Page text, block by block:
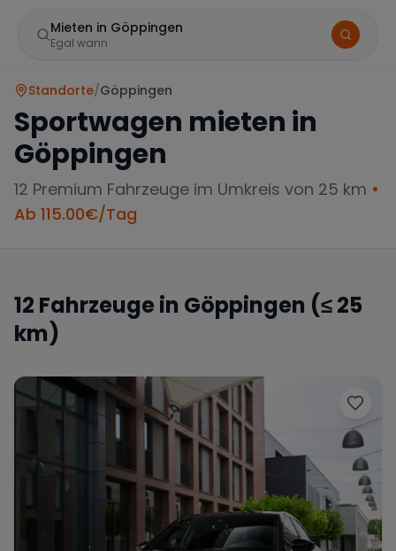
Mieten in Göppingen
Egal wann
Porsche Lamborghini
Ford Jaguar
Zeitraum wählen
Standorte/Göppingen
Sportwagen mieten in
Göppingen
12 Premium Fahrzeuge im Umkreis von 25 km •
Ab 115.00€/Tag
12 Fahrzeuge in Göppingen (≤ 25
km)